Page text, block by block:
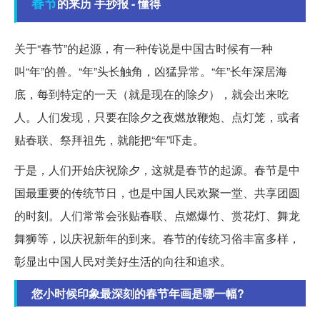
的来历 手抄报 - 懂得
关于“春节”的起源，有一种传说是中国古时候有一种
叫“年”的兽。“年”头长触角，凶猛异常。“年”长年深居海
底，每到特定的一天（就是现在的除夕），就会出来吃
人。人们发现，只要在除夕之夜燃放鞭炮、点灯笼，或者
贴春联、祭拜祖先，就能把“年”吓走。
于是，人们开始庆祝除夕，这就是春节的起源。春节是中
国最重要的传统节日，也是中国人民欢聚一堂、共享团圆
的时刻。人们常常会张贴春联、点燃爆竹、赏花灯、舞龙
舞狮等，以庆祝新年的到来。春节的传统习俗丰富多样，
彰显出中国人民对美好生活的向往和追求。
您小时候印象最深刻的春节年画是哪一幅?